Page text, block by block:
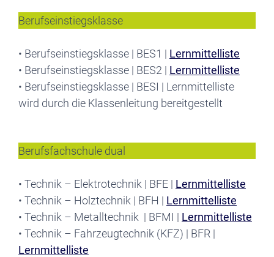
Berufseinstiegsklasse
• Berufseinstiegsklasse | BES1 | Lernmittelliste
• Berufseinstiegsklasse | BES2 | Lernmittelliste
• Berufseinstiegsklasse | BESI | Lernmittelliste
wird durch die Klassenleitung bereitgestellt
Berufsfachschule dual
• Technik – Elektrotechnik | BFE | Lernmittelliste
• Technik – Holztechnik | BFH | Lernmittelliste
• Technik – Metalltechnik | BFMI | Lernmittelliste
• Technik – Fahrzeugtechnik (KFZ) | BFR |
Lernmittelliste